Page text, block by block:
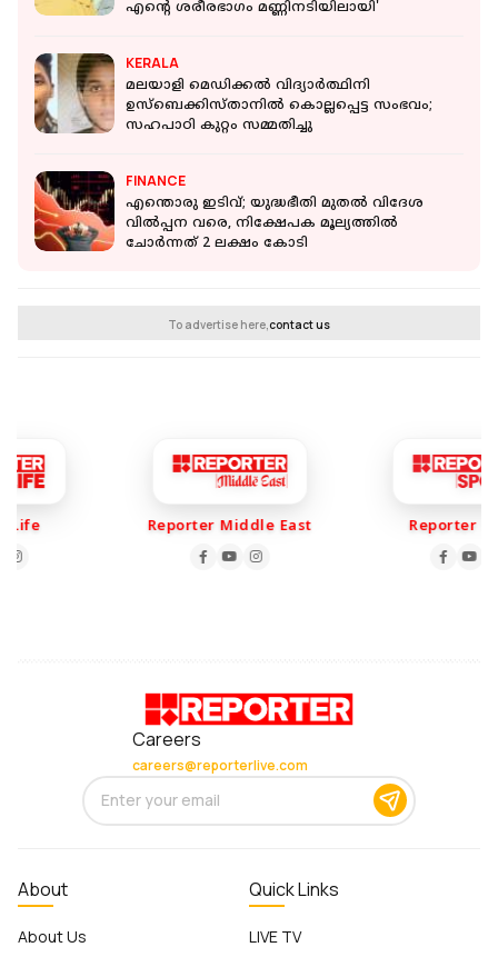
എന്റെ ശരീരഭാഗം മണ്ണിനടിയിലായി'
KERALA
മലയാളി മെഡിക്കല്‍ വിദ്യാര്‍ത്ഥിനി
ഉസ്‌ബെക്കിസ്താനില്‍ കൊല്ലപ്പെട്ട സംഭവം;
സഹപാഠി കുറ്റം സമ്മതിച്ചു
FINANCE
എന്തൊരു ഇടിവ്; യുദ്ധഭീതി മുതൽ വിദേശ
വിൽപ്പന വരെ, നിക്ഷേപക മൂല്യത്തില്‍
ചോർന്നത് 2 ലക്ഷം കോടി
To advertise here,contact us
Reporter Middle East Reporter
Careers
careers@reporterlive.com
About
About Us
Quick Links
LIVE TV